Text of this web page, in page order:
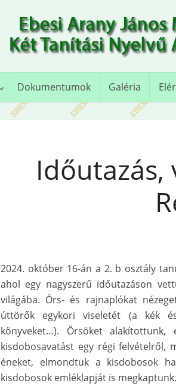
Dokumentumok Galéria
2024. október 16-án a 2. b osztály
ahol egy nagyszerű időutazáson
világába. Örs- és rajnaplókat
úttörők egykori viseletét (a kék
könyveket…). Örsöket alakítottunk,
kisdobosavatást egy régi felvételről,
éneket, elmondtuk a kisdobosok
kisdobosok emléklapját is megkaptunk.